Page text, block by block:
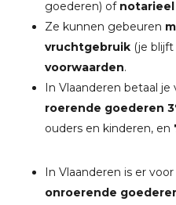
goederen) of notarieel
Ze kunnen gebeuren
vruchtgebruik(je blijft
voorwaarden.
In Vlaanderen betaal je
roerende goederen
ouders en kinderen, en
In Vlaanderen is er voor
onroerende